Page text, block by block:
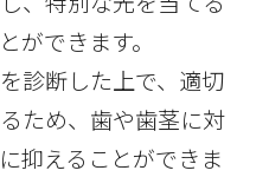
ができます。
診断した上で、適切
ため、歯や歯茎に対
抑えることができま